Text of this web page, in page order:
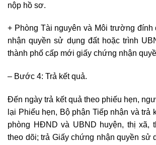
nộp hồ sơ.
+ Phòng Tài nguyên và Môi trường đính
nhận quyền sử dụng đất hoặc trình
thành phố cấp mới giấy chứng nhận
– Bước 4: Trả kết quả.
Đến ngày trả kết quả theo phiếu hẹn,
lại Phiếu hẹn, Bộ phận Tiếp nhận và trả
phòng HĐND và UBND huyện, thị xã,
theo dõi; trả Giấy chứng nhận quyền sử